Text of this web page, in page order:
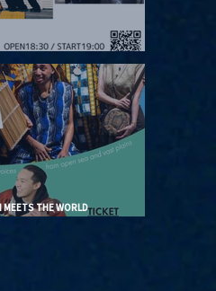
フpre. “Brand New Moon #3”
THE WORLD
SATO, ODUCHU modern